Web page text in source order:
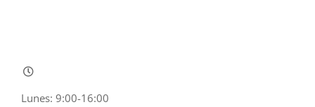
Lunes: 9:00-16:00